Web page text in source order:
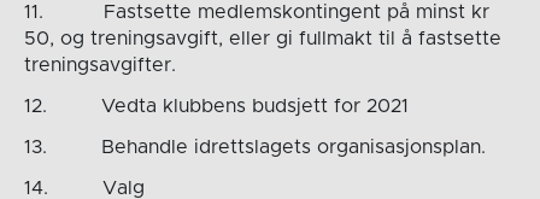
11. Fastsette medlemskontingent på minst kr
50, og treningsavgift, eller gi fullmakt til å fastsette
treningsavgifter.
12. Vedta klubbens budsjett for 2021
13. Behandle idrettslagets organisasjonsplan.
14. Valg